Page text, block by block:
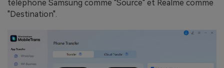
téléphone Samsung comme "Source" et Realme comme
"Destination".